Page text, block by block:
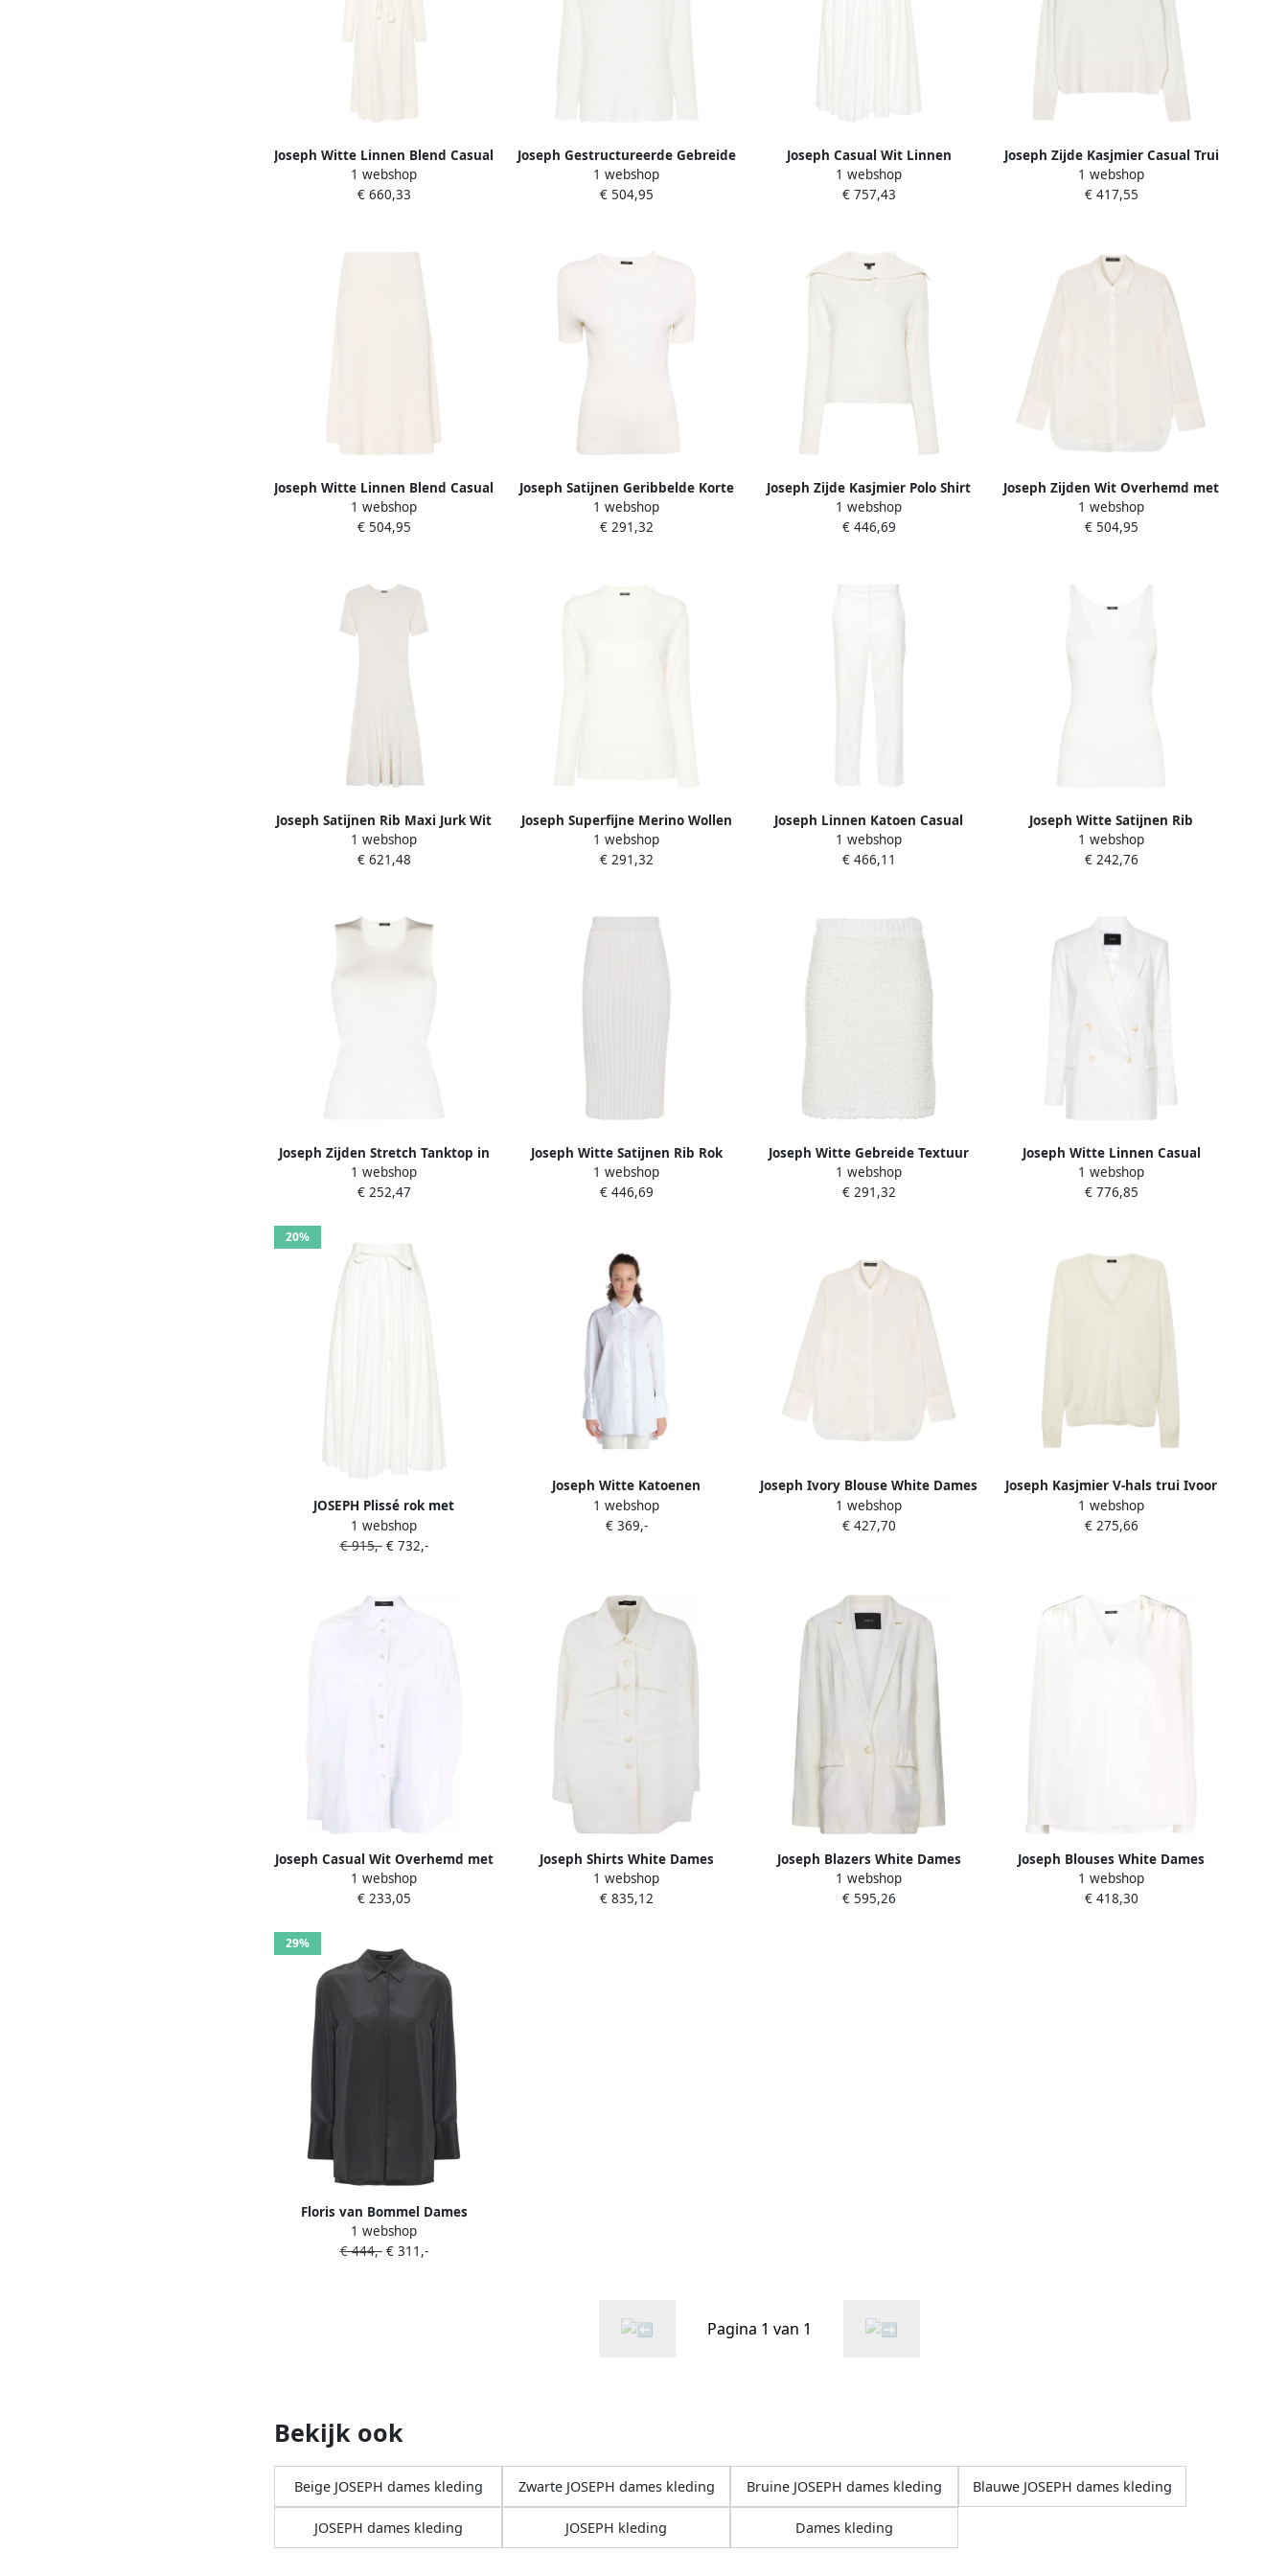
Joseph Witte Linnen Blend Casual
Midi Jurk White Dames
1 webshop
€ 660,33
Joseph Gestructureerde Gebreide
Polo Wit White Dames
1 webshop
€ 504,95
Joseph Casual Wit Linnen
Katoenen Rok White Dames
1 webshop
€ 757,43
Joseph Zijde Kasjmier Casual Trui
Wit White Dames
1 webshop
€ 417,55
Joseph Witte Linnen Blend Casual
Rok White Dames
1 webshop
€ 504,95
Joseph Satijnen Geribbelde Korte
Mouw T-shirt Wit White Dames
1 webshop
€ 291,32
Joseph Zijde Kasjmier Polo Shirt
Wit White Dames
1 webshop
€ 446,69
Joseph Zijden Wit Overhemd met
Lange Mouwen White Dames
1 webshop
€ 504,95
Joseph Satijnen Rib Maxi Jurk Wit
White Dames
1 webshop
€ 621,48
Joseph Superfijne Merino Wollen
Trui Wit White Dames
1 webshop
€ 291,32
Joseph Linnen Katoen Casual
Broek Wit White Dames
1 webshop
€ 466,11
Joseph Witte Satijnen Rib
Tanktop White Dames
1 webshop
€ 242,76
Joseph Zijden Stretch Tanktop in
Wit White Dames
1 webshop
€ 252,47
Joseph Witte Satijnen Rib Rok
White Dames
1 webshop
€ 446,69
Joseph Witte Gebreide Textuur
Casual Rok White Dames
1 webshop
€ 291,32
Joseph Witte Linnen Casual
Blazer White Dames
1 webshop
€ 776,85
20%
JOSEPH Plissé rok met
linnenblend Wit
1 webshop
€ 915,-€ 732,-
Joseph Witte Katoenen
Overhemd van Berton White
Dames
1 webshop
€ 369,-
Joseph Ivory Blouse White Dames
1 webshop
€ 427,70
Joseph Kasjmier V-hals trui Ivoor
White Dames
1 webshop
€ 275,66
Joseph Casual Wit Overhemd met
Lange Mouwen White Dames
1 webshop
€ 233,05
Joseph Shirts White Dames
1 webshop
€ 835,12
Joseph Blazers White Dames
1 webshop
€ 595,26
Joseph Blouses White Dames
1 webshop
€ 418,30
29%
Floris van Bommel Dames
SneakersSneakers
1 webshop
€ 444,-€ 311,-
Pagina 1 van 1
Bekijk ook
Beige JOSEPH dames kleding Zwarte JOSEPH dames kleding Bruine JOSEPH dames kleding Blauwe JOSEPH dames kleding
JOSEPH dames kleding JOSEPH kleding Dames kleding